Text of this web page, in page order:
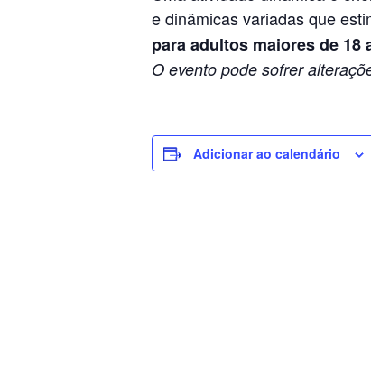
e dinâmicas variadas que
para adultos maiores de 18
O evento pode sofrer
Adicionar ao calendário